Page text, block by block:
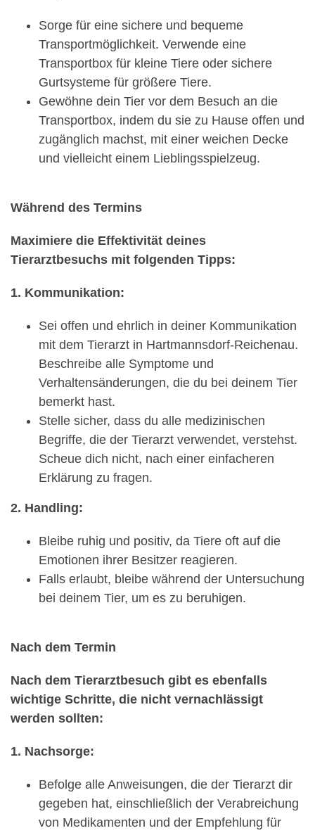
Sorge für eine sichere und bequeme
Transportmöglichkeit. Verwende eine
Transportbox für kleine Tiere oder sichere
Gurtsysteme für größere Tiere.
Gewöhne dein Tier vor dem Besuch an die
Transportbox, indem du sie zu Hause offen und
zugänglich machst, mit einer weichen Decke
und vielleicht einem Lieblingsspielzeug.
Während des Termins
Maximiere die Effektivität deines
Tierarztbesuchs mit folgenden Tipps:
1. Kommunikation:
Sei offen und ehrlich in deiner Kommunikation
mit dem Tierarzt in Hartmannsdorf-Reichenau.
Beschreibe alle Symptome und
Verhaltensänderungen, die du bei deinem Tier
bemerkt hast.
Stelle sicher, dass du alle medizinischen
Begriffe, die der Tierarzt verwendet, verstehst.
Scheue dich nicht, nach einer einfacheren
Erklärung zu fragen.
2. Handling:
Bleibe ruhig und positiv, da Tiere oft auf die
Emotionen ihrer Besitzer reagieren.
Falls erlaubt, bleibe während der Untersuchung
bei deinem Tier, um es zu beruhigen.
Nach dem Termin
Nach dem Tierarztbesuch gibt es ebenfalls
wichtige Schritte, die nicht vernachlässigt
werden sollten:
1. Nachsorge:
Befolge alle Anweisungen, die der Tierarzt dir
gegeben hat, einschließlich der Verabreichung
von Medikamenten und der Empfehlung für